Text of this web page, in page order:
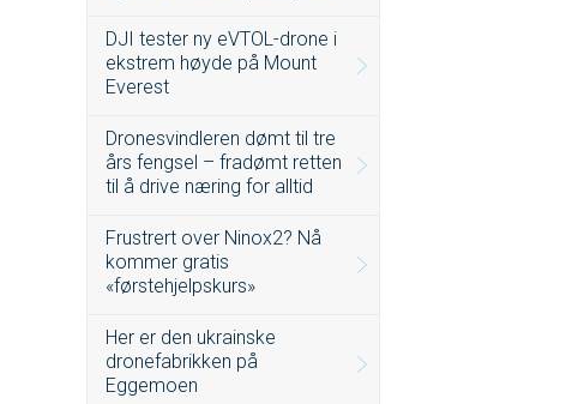
DJI tester ny eVTOL-drone i
ekstrem høyde på Mount
Everest
Dronesvindleren dømt til tre
års fengsel – fradømt retten
til å drive næring for alltid
Frustrert over Ninox2? Nå
kommer gratis
«førstehjelpskurs»
Her er den ukrainske
dronefabrikken på
Eggemoen